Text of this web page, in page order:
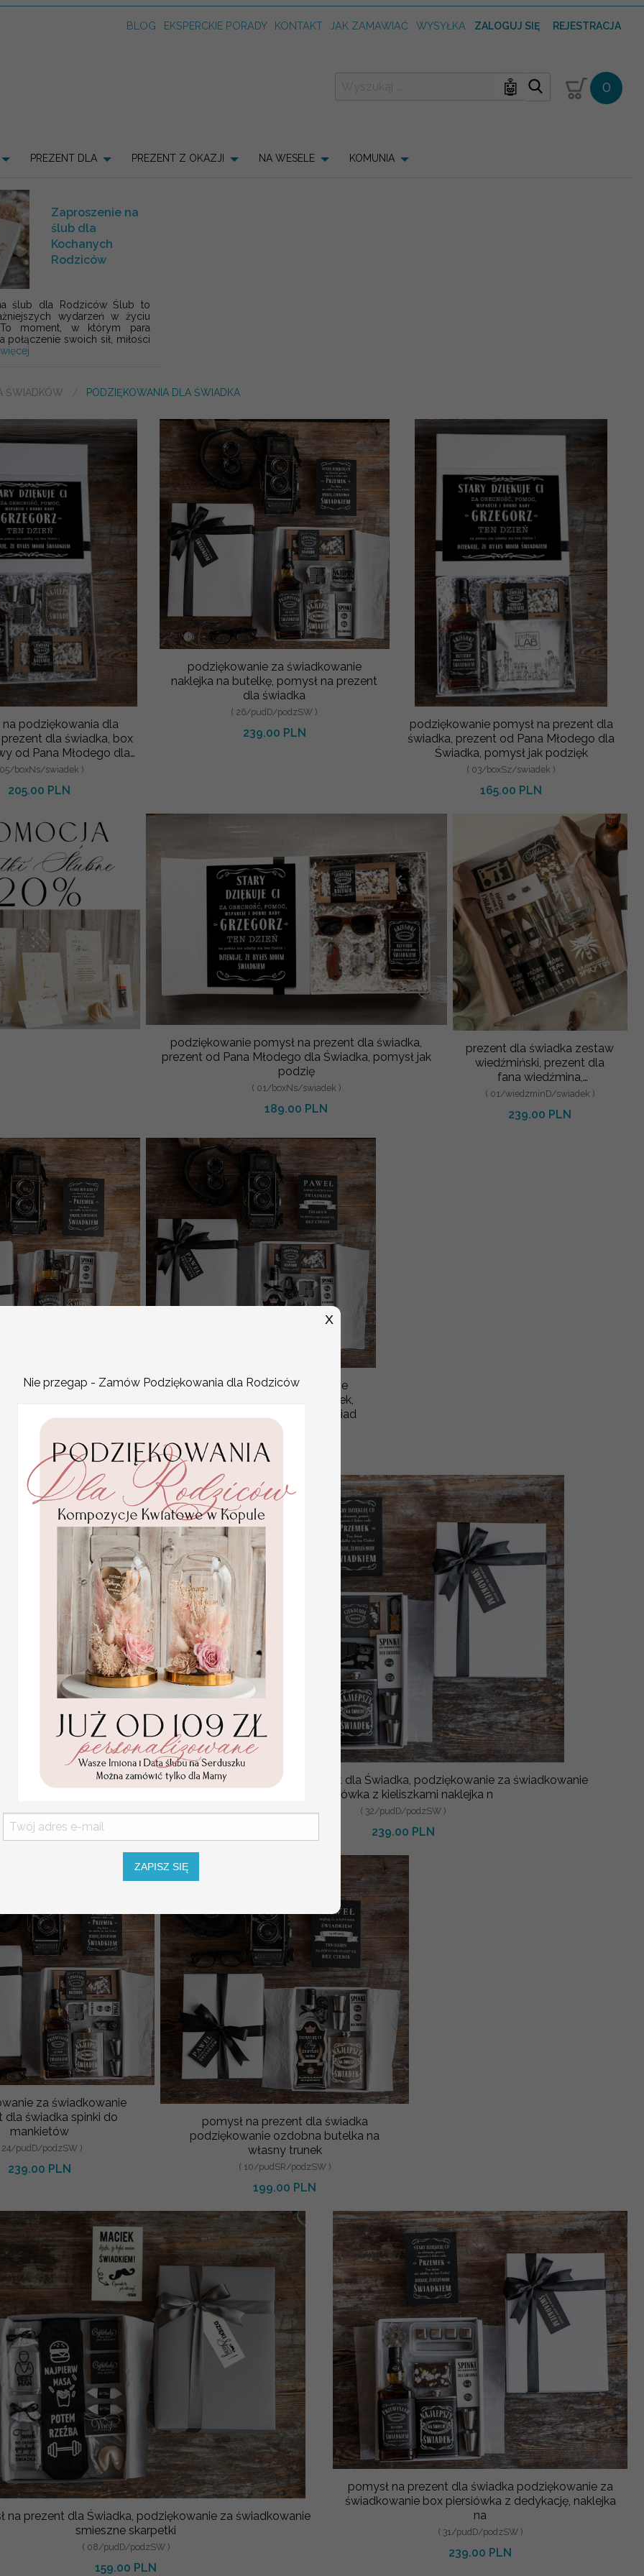
BLOG EKSPERCKIE PORADY KONTAKT JAK ZAMAWIAĆ WYSYŁKA ZALOGUJ SIĘ REJESTRACJA
🤖 0
PREZENT DLA PREZENT Z OKAZJI NA WESELE KOMUNIA
Zaproszenie na
ślub dla
Kochanych
Rodziców
ślub dla Rodziców Ślub to
wydarzeń w życiu
moment, w którym para
połączenie swoich sił, miłości
ŚWIADKÓW PODZIĘKOWANIA DLA ŚWIADKA
na podziękowania dla
dla świadka, box
od Pana Młodego dla
Świadka
boxNs/swiadek )
205.00 PLN
podziękowanie za świadkowanie
naklejka na butelkę, pomysł na prezent
dla świadka
( 26/pudD/podzSW )
239.00 PLN
podziękowanie pomysł na prezent dla
świadka, prezent od Pana Młodego dla
Świadka, pomysł jak podzięk
( 03/boxSz/swiadek )
165.00 PLN
podziękowanie pomysł na prezent dla świadka,
prezent od Pana Młodego dla Świadka, pomysł jak
podzię
( 01/boxNs/swiadek )
189.00 PLN
prezent dla świadka zestaw
wiedźmiński, prezent dla
fana wiedźmina,
podziękowania dla świadka
( 01/wiedzminD/swiadek )
239.00 PLN
dla świadka naklejka
z dedykacja
189.00 PLN
podziękowanie za świadkowanie
ozdobna butelka na własny trunek,
kostki do drinków prezent dla Swiad
( 27/pudD/podzSW )
229.00 PLN
dla świadka naklejka na
piersiówka z dedykacja
box pomysł na prezent dla Świadka, podziękowanie za świadkowanie
piersiówka z kieliszkami naklejka n
( 32/pudD/podzSW )
239.00 PLN
za świadkowanie
dla świadka spinki do
mankietów
24/pudD/podzSW )
239.00 PLN
pomysł na prezent dla świadka
podziękowanie ozdobna butelka na
własny trunek
( 10/pudSR/podzSW )
199.00 PLN
na prezent dla Świadka, podziękowanie za świadkowanie
smieszne skarpetki
( 08/pudD/podzSW )
159.00 PLN
pomysł na prezent dla świadka podziękowanie za
świadkowanie box piersiówka z dedykację, naklejka
na
( 31/pudD/podzSW )
239.00 PLN
Nie przegap - Zamów Podziękowania dla Rodziców
ZAPISZ SIĘ
X